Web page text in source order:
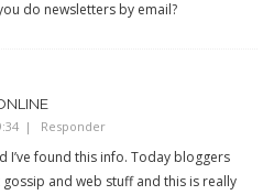
do newsletters by email?
Responder
I’ve found this info. Today bloggers
and web stuff and this is really